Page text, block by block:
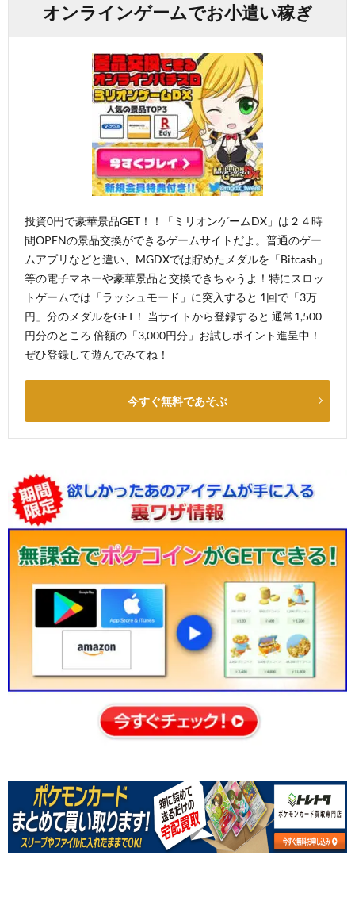
オンラインゲームでお小遣い稼ぎ
投資0円で豪華景品GET！！「ミリオンゲームDX」は２４時
間OPENの景品交換ができるゲームサイトだよ。普通のゲー
ムアプリなどと違い、MGDXでは貯めたメダルを「Bitcash」
等の電子マネーや豪華景品と交換できちゃうよ！特にスロッ
トゲームでは「ラッシュモード」に突入すると 1回で「3万
円」分のメダルをGET！ 当サイトから登録すると 通常1,500
円分のところ 倍額の「3,000円分」お試しポイント進呈中！
ぜひ登録して遊んでみてね！
今すぐ無料であそぶ